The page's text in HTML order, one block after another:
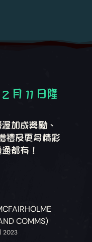
月 11 日隆
加成獎勵、
及更多精彩
都有！
COMMS)
2023